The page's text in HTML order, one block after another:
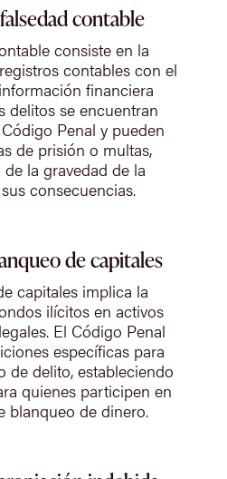
contable
consiste en la
contables con el
financiera
delitos se encuentran
Penal y pueden
de prisión o multas,
la gravedad de la
consecuencias.
de capitales
capitales implica la
ilícitos en activos
El Código Penal
específicas para
de delito, estableciendo
quienes participen en
blanqueo de dinero.